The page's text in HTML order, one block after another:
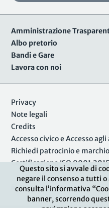
Questo sito si avvale di
negare il consenso a tutti
consulta l’informativa
banner, scorrendo
Amministrazione
Albo pretorio
Bandi e Gare
Lavora con noi
Privacy
Note legali
Credits
Accesso civico e Accesso
Richiedi patrocinio e marchio
Certificazione ISO
Area Riservata